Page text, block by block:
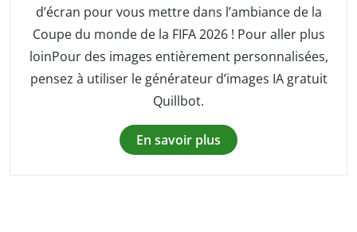
d’écran pour vous mettre dans l’ambiance de la
Coupe du monde de la FIFA 2026 ! Pour aller plus
loinPour des images entièrement personnalisées,
pensez à utiliser le générateur d’images IA gratuit
Quillbot.
En savoir plus